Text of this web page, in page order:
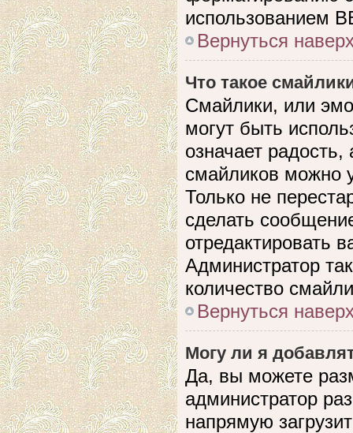
использованием
Вернуться
Что такое
Смайлики, или
могут быть
означает
смайликов можно
Только не
сделать
отредактировать
Администратор
количество
Вернуться
Могу ли я
Да, вы можете
администратор
напрямую